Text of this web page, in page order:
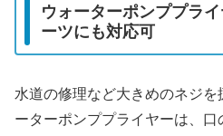
ウォーターポンププラ
ーツにも対応可
水道の修理など大きめのネジ
ーターポンププライヤーは、口